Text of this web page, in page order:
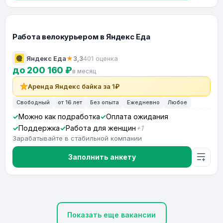
Работа велокурьером в Яндекс Еда
Яндекс Еда★3,3401 оценка
до 200 160 ₽в месяц
Аренда Яндекс байка за 1₽
Свободный от 16 лет Без опыта Ежедневно Любое
Можно как подработка
Оплата ожидания
Поддержка
Работа для женщин +1
Зарабатывайте в стабильной компании
Заполнить анкету
Показать еще вакансии